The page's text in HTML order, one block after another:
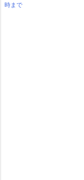
時まで